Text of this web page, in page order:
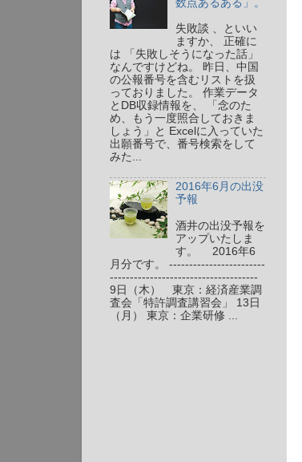
数点あるある」。
失敗談 、といい
ますか、 正確に
は 「失敗しそうになった話」
なんですけどね。 昨日、中国
の公報番号を含むリストを扱
っておりました。 作業データ
とDB収録情報を、 「念のた
め、もう一度照合しておきま
しょう」と Excelに入っていた
出願番号で、番号検索をして
みた...
2016年6月の出没
予報
酒井の出没予報を
アップいたしま
す。 2016年6
月分です。 ------------------------
-------------------------------------
9日（木） 東京：経済産業調
査会「特許調査講習会」 13日
（月） 東京：企業研修 ...